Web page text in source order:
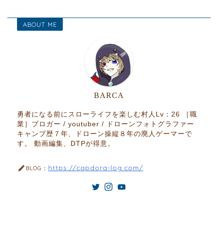
ABOUT ME
BARCA
勇者になる前にスローライフを楽しむ村人Lv：26 ［職
業］ブロガー / youtuber / ドローンフォトグラファー
キャンプ歴７年、ドローン操縦８年の廃人ゲーマーで
す。 動画編集、DTPが得意。
BLOG： https://capdora-log.com/